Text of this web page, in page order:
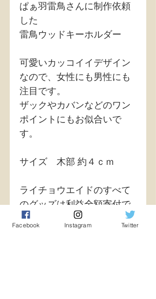
ぱぁ羽雷鳥さんに制作依頼
した
雷鳥ウッドキーホルダー
可愛いカッコイイデザイン
なので、女性にも男性にも
注目です。
ザックやカバンなどのワン
ポイントにもお似合いで
す。
サイズ 木部 約４ｃｍ
ライチョウエイドのすべて
のグッズは利益全額寄付で
す。
寄付先は、富山市ファミリ
Facebook Instagram Twitter